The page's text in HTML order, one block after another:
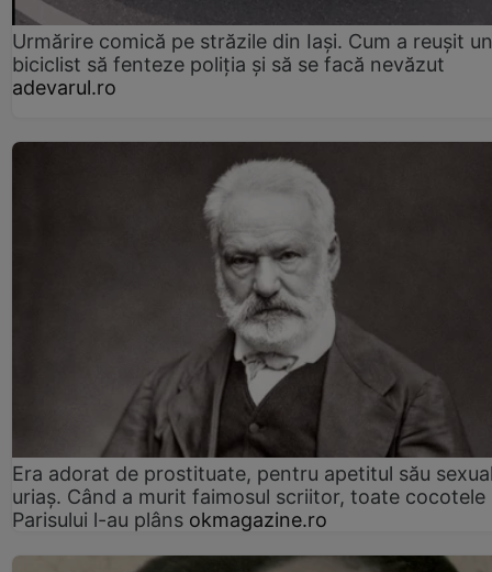
Urmărire comică pe străzile din Iași. Cum a reușit un
biciclist să fenteze poliția și să se facă nevăzut
adevarul.ro
Era adorat de prostituate, pentru apetitul său
uriaș. Când a murit faimosul scriitor, toate cocotele
Parisului l-au plâns okmagazine.ro